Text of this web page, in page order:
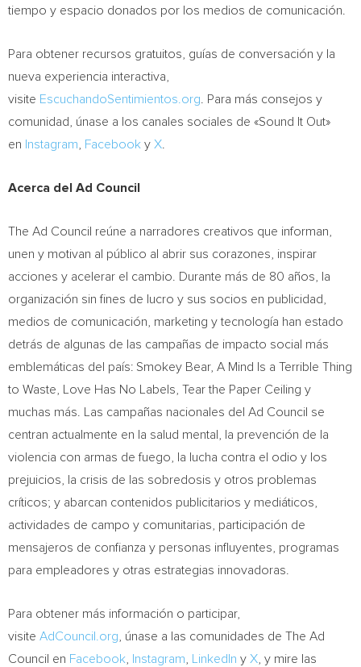
tiempo y espacio donados por los medios de comunicación.
Para obtener recursos gratuitos, guías de conversación y la
nueva experiencia interactiva,
visite EscuchandoSentimientos.org . Para más consejos y
comunidad, únase a los canales sociales de «Sound It Out»
en Instagram Facebook y X
Acerca del Ad Council
The Ad Council reúne a narradores creativos que informan,
unen y motivan al público al abrir sus corazones, inspirar
acciones y acelerar el cambio. Durante más de 80 años, la
organización sin fines de lucro y sus socios en publicidad,
medios de comunicación, marketing y tecnología han estado
detrás de algunas de las campañas de impacto social más
emblemáticas del país: Smokey Bear, A Mind Is a Terrible Thing
to Waste, Love Has No Labels, Tear the Paper Ceiling y
muchas más. Las campañas nacionales del Ad Council se
centran actualmente en la salud mental, la prevención de la
violencia con armas de fuego, la lucha contra el odio y los
prejuicios, la crisis de las sobredosis y otros problemas
críticos; y abarcan contenidos publicitarios y mediáticos,
actividades de campo y comunitarias, participación de
mensajeros de confianza y personas influyentes, programas
para empleadores y otras estrategias innovadoras.
Para obtener más información o participar,
visite AdCouncil.org , únase a las comunidades de The Ad
Council en Facebook Instagram LinkedIn y X , y mire las